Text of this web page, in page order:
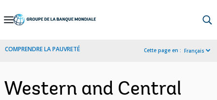
Skip
Navigation
COMPRENDRE LA PAUVRETÉ Cette page en : Français
Western and Central